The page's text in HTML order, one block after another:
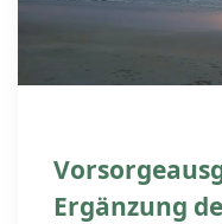
Ergänzung